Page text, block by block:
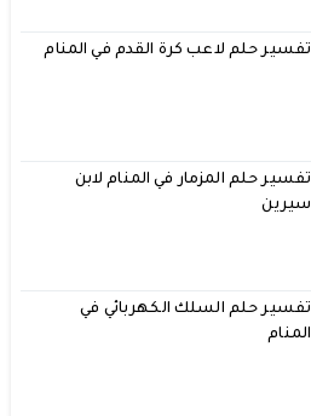
تفسير حلم لاعب كرة القدم في المنام
تفسير حلم المزمار في المنام لابن
سيرين
تفسير حلم السلك الكهربائي في
المنام